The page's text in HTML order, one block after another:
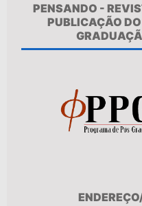
PENSANDO -
PUBLICAÇÃO